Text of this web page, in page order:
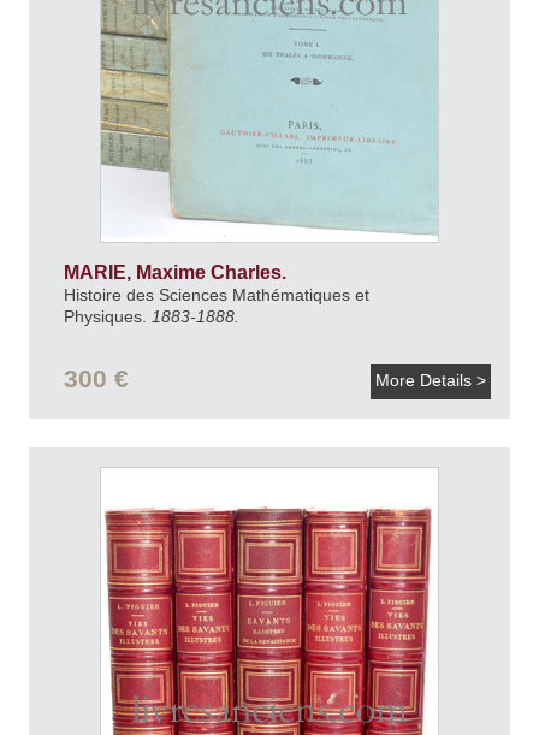
MARIE, Maxime Charles.
Histoire des Sciences Mathématiques et
Physiques.
1883-1888.
300 € More Details >